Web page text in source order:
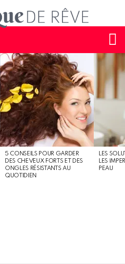
5 CONSEILS POUR GARDER
DES CHEVEUX FORTS ET DES
ONGLES RÉSISTANTS AU
QUOTIDIEN
LES
LES
PEAU